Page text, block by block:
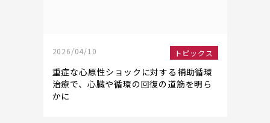
2026/04/10 トピックス
重症な心原性ショックに対する補助循環
治療で、心臓や循環の回復の道筋を明ら
かに